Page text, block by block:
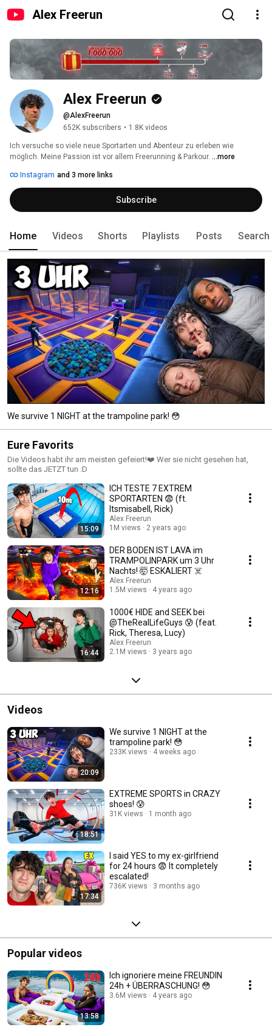
Alex Freerun
Alex Freerun
@AlexFreerun
652K subscribers • 1.8K videos
Ich versuche so viele neue Sportarten und Abenteur zu erleben wie
möglich. Meine Passion ist vor allem Freerunning & Parkour. ...more
Instagram and 3 more links
Subscribe
Home Videos Shorts Playlists Posts Search
We survive 1 NIGHT at the trampoline park! 😳
Eure Favorits
Die Videos habt ihr am meisten gefeiert!❤️ Wer sie nicht gesehen hat,
sollte das JETZT tun :D
15:09
ICH TESTE 7 EXTREM
SPORTARTEN 😨 (ft.
Itsmisabell, Rick)
Alex Freerun
1M views
2 years ago
12:16
DER BODEN IST LAVA im
TRAMPOLINPARK um 3 Uhr
Nachts! 🤯 ESKALIERT ☠️
Alex Freerun
1.5M views
4 years ago
16:44
1000€ HIDE and SEEK bei
@TheRealLifeGuys 😰 (feat.
Rick, Theresa, Lucy)
Alex Freerun
2.1M views
3 years ago
Videos
20:09
We survive 1 NIGHT at the
trampoline park! 😳
233K views 4 weeks ago
18:51
EXTREME SPORTS in CRAZY
shoes! 😰
31K views 1 month ago
17:34
I said YES to my ex-girlfriend
for 24 hours 😨 It completely
escalated!
736K views 3 months ago
Popular videos
13:58
Ich ignoriere meine FREUNDIN
24h + ÜBERRASCHUNG! 😳
3.6M views 4 years ago